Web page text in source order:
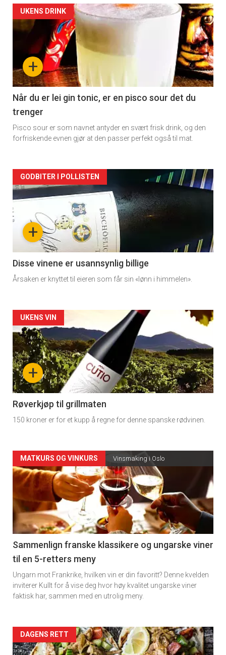
Forsiden
akkurat
nå
-
2
+
UKENS DRINK
Når du er lei gin tonic, er en pisco sour det du
trenger
Pisco sour er som navnet antyder en svært frisk drink, og den
forfriskende evnen gjør at den passer perfekt også til mat.
Forsiden
akkurat
nå
3
+
GODBITER I POLLISTEN
Disse vinene er usannsynlig billige
Årsaken er knyttet til eieren som får sin «lønn i himmelen».
Forsiden
akkurat
nå
-
4
+
UKENS VIN
Røverkjøp til grillmaten
150 kroner er for et kupp å regne for denne spanske rødvinen.
Forsiden
akkurat
nå
-
5
MATKURS OG VINKURS Vinsmaking i Oslo
Sammenlign franske klassikere og ungarske viner
til en 5-retters meny
Ungarn mot Frankrike, hvilken vin er din favoritt? Denne kvelden
inviterer Kullt for å vise deg hvor høy kvalitet ungarske viner
faktisk har, sammen med en utrolig meny.
Forsiden
DAGENS RETT